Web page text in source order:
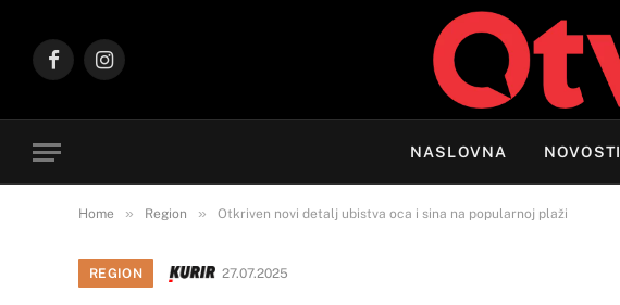
FacebookInstagram
NASLOVNA NOVOSTI
Home » Region » Otkriven novi detalj ubistva oca i sina na popularnoj plaži
REGION 27.07.2025